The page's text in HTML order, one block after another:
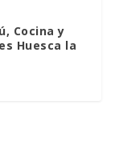
Cocina y
Huesca la